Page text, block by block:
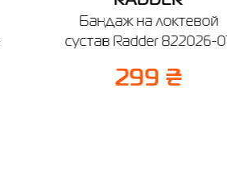
Бандаж на локтевой
сустав Radder 822026-011
299 ₴